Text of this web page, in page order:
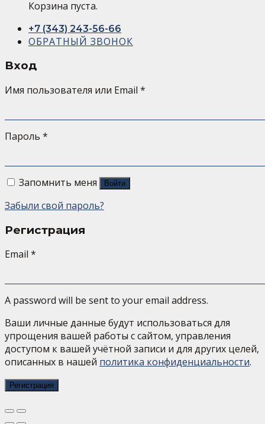
Корзина пуста.
+7 (343) 243-56-66
ОБРАТНЫЙ ЗВОНОК
Вход
Имя пользователя или Email *
Пароль *
Запомнить меня Войти
Забыли свой пароль?
Регистрация
Email *
A password will be sent to your email address.
Ваши личные данные будут использоваться для
упрощения вашей работы с сайтом, управления
доступом к вашей учётной записи и для других целей,
описанных в нашей политика конфиденциальности.
Регистрация